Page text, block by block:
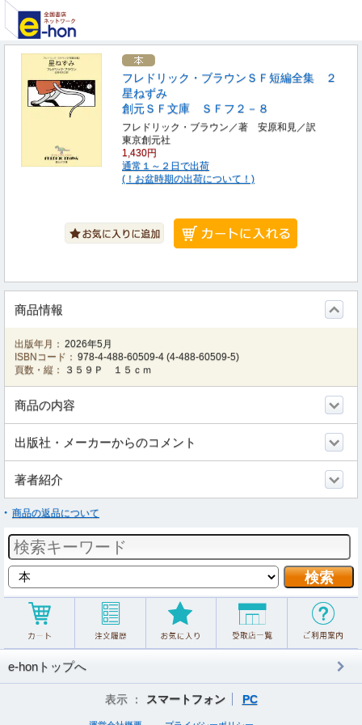
フレドリック・ブラウンＳＦ短編全集 ２
星ねずみ
創元ＳＦ文庫 ＳＦフ２－８
フレドリック・ブラウン／著 安原和見／訳
東京創元社
1,430円
通常１～２日で出荷
(！お盆時期の出荷について！)
商品情報
出版年月： 2026年5月
ISBNコード： 978-4-488-60509-4 (4-488-60509-5)
頁数・縦：
３５９Ｐ １５ｃｍ
商品の内容
出版社・メーカーからのコメント
著者紹介
商品の返品について
e-honトップへ
表示 ： スマートフォン PC